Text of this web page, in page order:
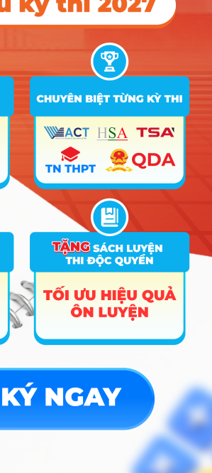
khuyến khích sinh viên tham gia hoạt
học được chính giảng viên hướng dẫn.
dẫn bởi những giảng viên giàu
cơ hội lớn để bạn mở rộng mối quan
thức mới, nâng cao tay nghề thực
mở hơn.
Việt – Pháp. Theo học chương trình
hội học trong môi trường chuyên
hiện đại, giảng viên giàu kinh nghiệm.
tiếng Anh cũng là cơ hội để trau dồi
việc trong môi trường quốc tế ngay
Kỹ thuật hàng không trường Đại
TPHCM
Chuyên ngành
–
không
Kỹ thuật
(Nhóm
Ghi chú
sinh viên ngành Kỹ thuật hàng